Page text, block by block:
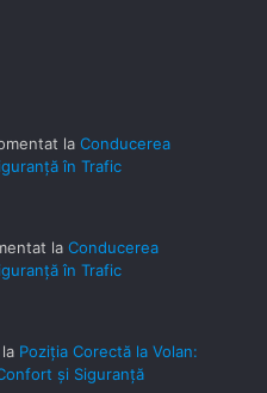
la Conducerea
în Trafic
la Conducerea
în Trafic
Poziția Corectă la Volan:
și Siguranță